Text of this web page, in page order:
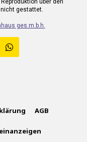
über den
gestattet.
ges.m.b.h.
AGB